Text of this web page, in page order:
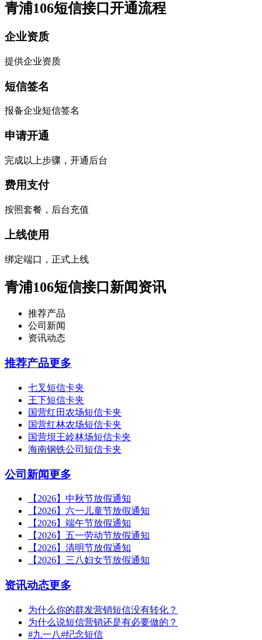
青浦106短信接口开通流程
企业资质
提供企业资质
短信签名
报备企业短信签名
申请开通
完成以上步骤，开通后台
费用支付
按照套餐，后台充值
上线使用
绑定端口，正式上线
青浦106短信接口新闻资讯
推荐产品
公司新闻
资讯动态
推荐产品更多
七叉短信卡夹
王下短信卡夹
国营红田农场短信卡夹
国营红林农场短信卡夹
国营坝王岭林场短信卡夹
海南钢铁公司短信卡夹
公司新闻更多
【2026】中秋节放假通知
【2026】六一儿童节放假通知
【2026】端午节放假通知
【2026】五一劳动节放假通知
【2026】清明节放假通知
【2026】三八妇女节放假通知
资讯动态更多
为什么你的群发营销短信没有转化？
为什么说短信营销还是有必要做的？
#九一八#纪念短信